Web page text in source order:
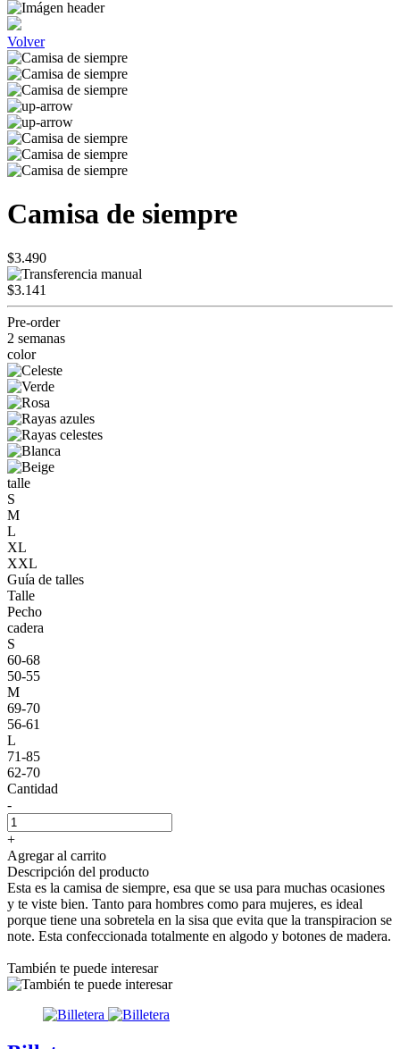
Volver
Camisa de siempre
$3.490
$3.141
Pre-order
2 semanas
color
talle
S
M
L
XL
XXL
Guía de talles
Talle
Pecho
cadera
S
60-68
50-55
M
69-70
56-61
L
71-85
62-70
Cantidad
-
+
Agregar al carrito
Descripción del producto
Esta es la camisa de siempre, esa que se usa para muchas ocasiones
y te viste bien. Tanto para hombres como para mujeres, es ideal
porque tiene una sobretela en la sisa que evita que la transpiracion se
note. Esta confeccionada totalmente en algodo y botones de madera.
También te puede interesar